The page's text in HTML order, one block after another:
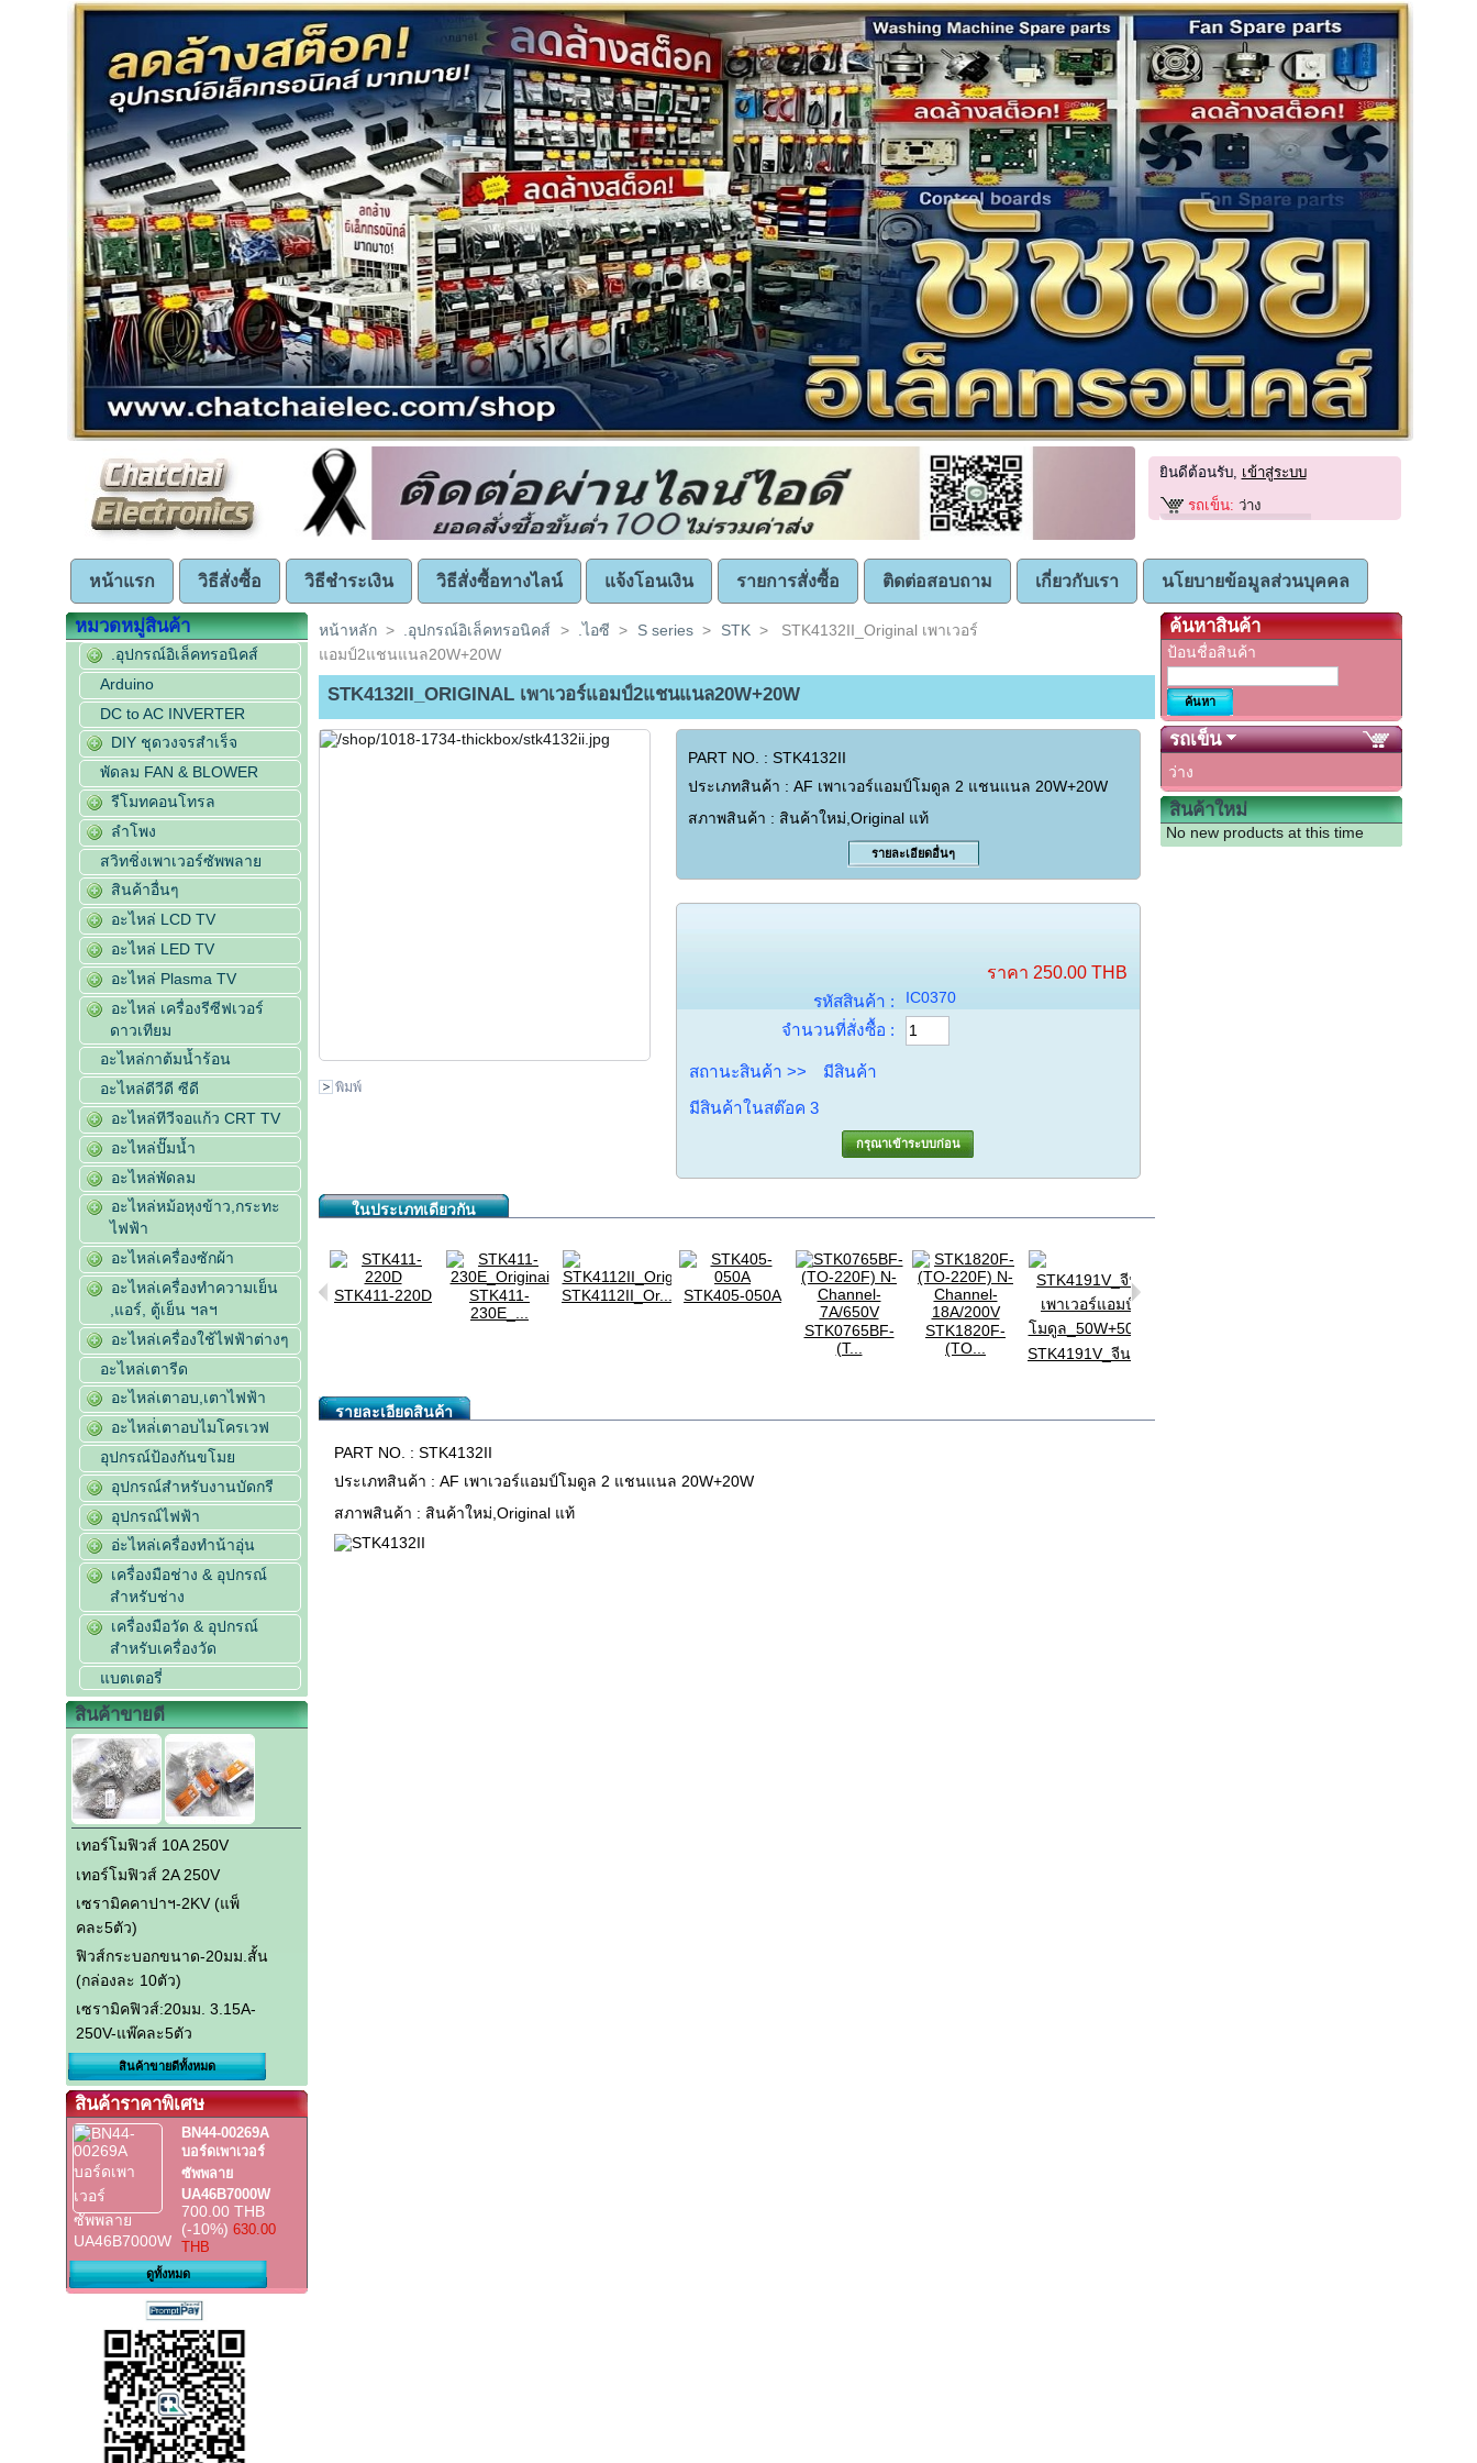
ยินดีต้อนรับ, เข้าสู่ระบบ
รถเข็น: ว่าง
หน้าแรก วิธีสั่งซื้อ วิธีชำระเงิน วิธีสั่งซื้อทางไลน์ แจ้งโอนเงิน รายการสั่งซื้อ ติดต่อสอบถาม เกี่ยวกับเรา นโยบายข้อมูลส่วนบุคคล
หมวดหมู่สินค้า
.อุปกรณ์อิเล็คทรอนิคส์
Arduino
DC to AC INVERTER
DIY ชุดวงจรสำเร็จ
พัดลม FAN & BLOWER
รีโมทคอนโทรล
ลำโพง
สวิทชิ่งเพาเวอร์ซัพพลาย
สินค้าอื่นๆ
อะไหล่ LCD TV
อะไหล่ LED TV
อะไหล่ Plasma TV
อะไหล่ เครื่องรีซีฟเวอร์
ดาวเทียม
อะไหล่กาต้มน้ำร้อน
อะไหล่ดีวีดี ซีดี
อะไหล่ทีวีจอแก้ว CRT TV
อะไหล่ปั๊มน้ำ
อะไหล่พัดลม
อะไหล่หม้อหุงข้าว,กระทะ
ไฟฟ้า
อะไหล่เครื่องซักผ้า
อะไหล่เครื่องทำความเย็น
,แอร์, ตู้เย็น ฯลฯ
อะไหล่เครื่องใช้ไฟฟ้าต่างๆ
อะไหล่เตารีด
อะไหล่เตาอบ,เตาไฟฟ้า
อะไหล่่เตาอบไมโครเวฟ
อุปกรณ์ป้องกันขโมย
อุปกรณ์สำหรับงานบัดกรี
อุปกรณ์ไฟฟ้า
อ่ะไหล่เครื่องทำน้าอุ่น
เครื่องมือช่าง & อุปกรณ์
สำหรับช่าง
เครื่องมือวัด & อุปกรณ์
สำหรับเครื่องวัด
แบตเตอรี่
สินค้าขายดี
เทอร์โมฟิวส์ 10A 250V
เทอร์โมฟิวส์ 2A 250V
เซรามิคคาปาฯ-2KV (แพ็
คละ5ตัว)
ฟิวส์กระบอกขนาด-20มม.สั้น
(กล่องละ 10ตัว)
เซรามิคฟิวส์:20มม. 3.15A-
250V-แพ๊คละ5ตัว
สินค้าขายดีทั้งหมด
สินค้าราคาพิเศษ
BN44-00269A
บอร์ดเพาเวอร์
ซัพพลาย
UA46B7000W
700.00 THB
(-10%) 630.00
THB
ดูทั้งหมด
หน้าหลัก > .อุปกรณ์อิเล็คทรอนิคส์ > .ไอซี > S series > STK >
STK4132II_Original เพาเวอร์
แอมป์2แชนแนล20W+20W
STK4132II_ORIGINAL เพาเวอร์แอมป์2แชนแนล20W+20W
พิมพ์
PART NO. : STK4132II
ประเภทสินค้า : AF เพาเวอร์แอมป์โมดูล 2 แชนแนล 20W+20W
สภาพสินค้า : สินค้าใหม่,Original แท้
รายละเอียดอื่นๆ
ราคา 250.00 THB
รหัสสินค้า : IC0370
จำนวนที่สั่งซื้อ :
สถานะสินค้า >>
มีสินค้า
มีสินค้าในสต๊อค 3
กรุณาเข้าระบบก่อน
ในประเภทเดียวกัน
STK432-090
STK419-
STK411-220D
STK411-
230E_...
STK4112II_Or...
STK405-050A
STK0765BF-
(T...
STK1820F-
(TO...
STK4191V_จีน...
รายละเอียดสินค้า
PART NO. : STK4132II
ประเภทสินค้า : AF เพาเวอร์แอมป์โมดูล 2 แชนแนล 20W+20W
สภาพสินค้า : สินค้าใหม่,Original แท้
ค้นหาสินค้า
ป้อนชื่อสินค้า
รถเข็น
ว่าง
สินค้าใหม่
No new products at this time